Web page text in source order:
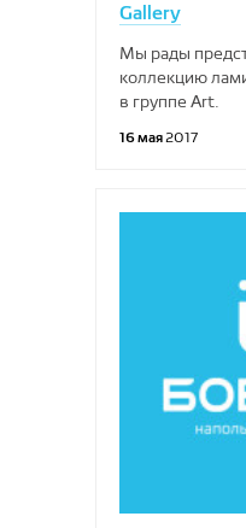
Gallery
Мы рады
коллекцию
в группе Art.
16 мая2017